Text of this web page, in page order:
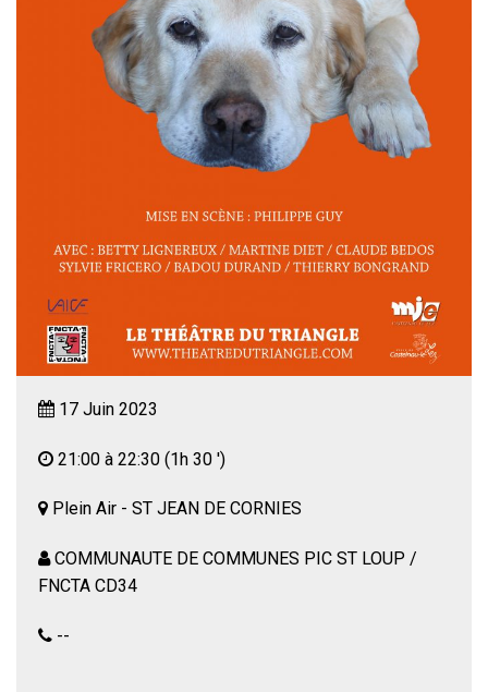
17 Juin 2023
21:00 à 22:30 (1h 30 ')
Plein Air - ST JEAN DE CORNIES
COMMUNAUTE DE COMMUNES PIC ST LOUP /
FNCTA CD34
--